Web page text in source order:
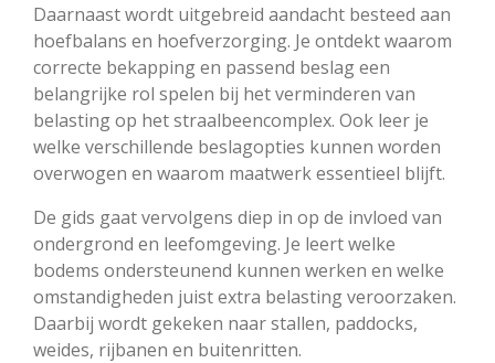
Daarnaast wordt uitgebreid aandacht besteed aan
hoefbalans en hoefverzorging. Je ontdekt waarom
correcte bekapping en passend beslag een
belangrijke rol spelen bij het verminderen van
belasting op het straalbeencomplex. Ook leer je
welke verschillende beslagopties kunnen worden
overwogen en waarom maatwerk essentieel blijft.
De gids gaat vervolgens diep in op de invloed van
ondergrond en leefomgeving. Je leert welke
bodems ondersteunend kunnen werken en welke
omstandigheden juist extra belasting veroorzaken.
Daarbij wordt gekeken naar stallen, paddocks,
weides, rijbanen en buitenritten.